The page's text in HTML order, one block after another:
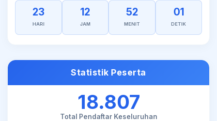
23
HARI
12
JAM
52
MENIT
00
DETIK
Statistik Peserta
18.807
Total Pendaftar Keseluruhan